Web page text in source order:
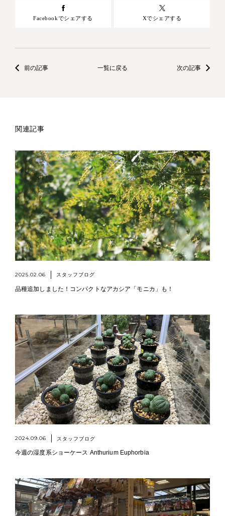
Facebookでシェアする Xでシェアする
前の記事 一覧に戻る 次の記事
関連記事
2025.02.06 スタッフブログ
品種追加しました！コンパクトなアカシア「モニカ」も！
2024.09.06 スタッフブログ
今週の湿度系ショーケース Anthurium Euphorbia